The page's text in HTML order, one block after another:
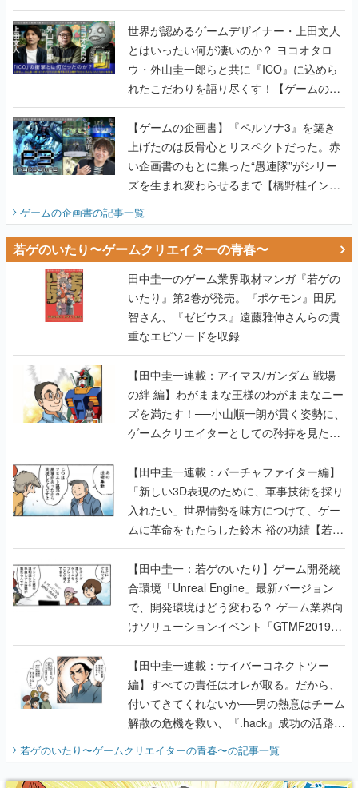
ウ・外山圭一郎らと共に『ICO』に込めら
れたこだわりを語り尽くす！【ゲームの企
画書】
【ゲームの企画書】『ペルソナ3』を築き
上げたのは反骨心とリスペクトだった。赤
い企画書のもとに集った“愚連隊”がシリー
ズを生まれ変わらせるまで【橋野桂インタ
ビュー】
ゲームの企画書の記事一覧
若ゲのいたり〜ゲームクリエイターの青春〜
田中圭一のゲーム業界取材マンガ『若ゲの
いたり』第2巻が発売。『ポケモン』田尻
智さん、『ゼビウス』遠藤雅伸さんらの貴
重なエピソードを収録
【田中圭一連載：アイマス/ガンダム 戦場
の絆 編】わがままな王様のわがままなニー
ズを満たす！──小山順一朗が貫く姿勢に、
ゲームクリエイターとしての矜持を見た
【若ゲのいたり最終回】
【田中圭一連載：バーチャファイター編】
「新しい3D表現のために、軍事技術を採り
入れたい」世界情勢を味方につけて、ゲー
ムに革命をもたらした鈴木 裕の功績【若ゲ
のいたり】
【田中圭一：若ゲのいたり】ゲーム開発統
合環境「Unreal Engine」最新バージョン
で、開発環境はどう変わる？ ゲーム業界向
けソリューションイベント「GTMF2019」
に行って、より理解を深めよう【PR】
【田中圭一連載：サイバーコネクトツー
編】すべての責任はオレが取る。だから、
付いてきてくれないか──男の熱意はチーム
解散の危機を救い、『.hack』成功の活路を
開く。業界の快男児・松山 洋に流れる血は
『少年ジャンプ』色だった【若ゲのいた
り】
若ゲのいたり〜ゲームクリエイターの青春〜の記事一覧